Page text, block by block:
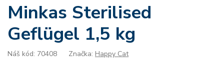
Minkas Sterilised
Geflügel 1,5 kg
Náš kód: 70408 Značka: Happy Cat